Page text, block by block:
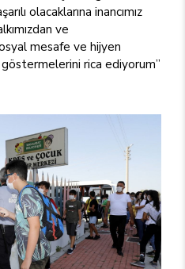
olacaklarına inancımız
ve
mesafe ve hijyen
göstermelerini rica ediyorum”